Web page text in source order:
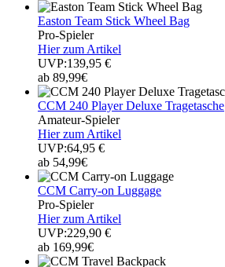
Easton Team Stick Wheel Bag
Pro-Spieler
Hier zum Artikel
UVP:139,95 €
ab 89,99€
CCM 240 Player Deluxe Tragetasche
Amateur-Spieler
Hier zum Artikel
UVP:64,95 €
ab 54,99€
CCM Carry-on Luggage
Pro-Spieler
Hier zum Artikel
UVP:229,90 €
ab 169,99€